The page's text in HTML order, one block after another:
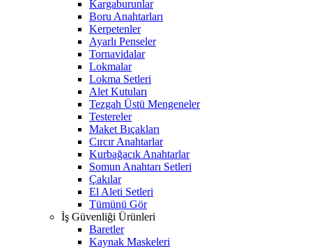
Kargaburunlar
Boru Anahtarları
Kerpetenler
Ayarlı Penseler
Tornavidalar
Lokmalar
Lokma Setleri
Alet Kutuları
Tezgah Üstü Mengeneler
Testereler
Maket Bıçakları
Cırcır Anahtarlar
Kurbağacık Anahtarlar
Somun Anahtarı Setleri
Çakılar
El Aleti Setleri
Tümünü Gör
İş Güvenliği Ürünleri
Baretler
Kaynak Maskeleri